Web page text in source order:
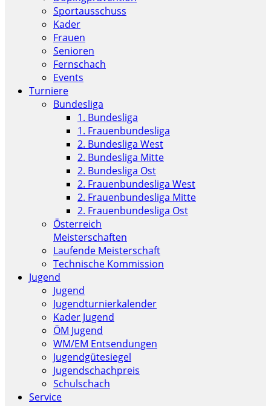
Sportausschuss
Kader
Frauen
Senioren
Fernschach
Events
Turniere
Bundesliga
1. Bundesliga
1. Frauenbundesliga
2. Bundesliga West
2. Bundesliga Mitte
2. Bundesliga Ost
2. Frauenbundesliga West
2. Frauenbundesliga Mitte
2. Frauenbundesliga Ost
Österreich
Meisterschaften
Laufende Meisterschaft
Technische Kommission
Jugend
Jugend
Jugendturnierkalender
Kader Jugend
ÖM Jugend
WM/EM Entsendungen
Jugendgütesiegel
Jugendschachpreis
Schulschach
Service